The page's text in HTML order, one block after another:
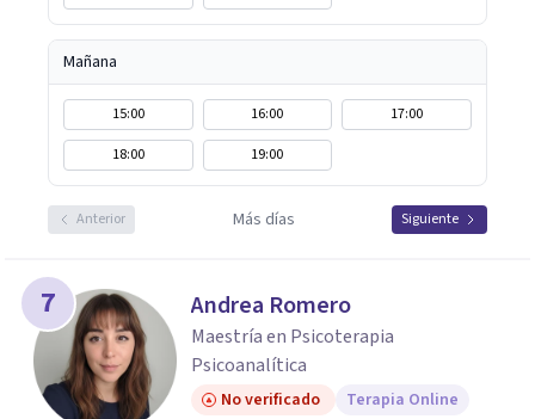
Mañana
15:00 16:00
17:00
18:00
19:00
Anterior Más días Siguiente
7 Andrea Romero
Maestría en Psicoterapia
Psicoanalítica
No verificado Terapia Online